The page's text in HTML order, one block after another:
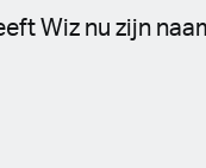
Wiz nu zijn